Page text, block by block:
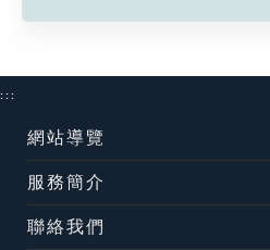
:::
網站導覽
服務簡介
聯絡我們